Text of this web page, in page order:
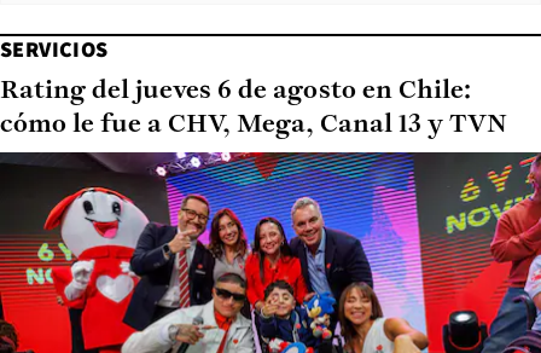
SERVICIOS
Rating del jueves 6 de agosto en Chile:
cómo le fue a CHV, Mega, Canal 13 y TVN